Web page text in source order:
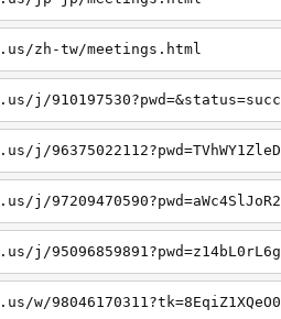
zh-tw/meetings.html
j/
j/
j/
j/